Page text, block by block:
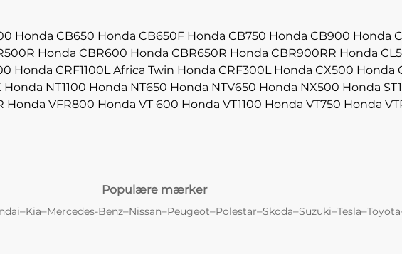
Honda CB650 Honda CB650F Honda CB750 Honda CB900 Honda
Honda CBR600 Honda CBR650R Honda CBR900RR Honda
Honda CRF1100L Africa Twin Honda CRF300L Honda CX500 Honda
Honda NT1100 Honda NT650 Honda NTV650 Honda NX500 Honda
Honda VFR800 Honda VT 600 Honda VT1100 Honda VT750 Honda
Populære mærker
–Kia–Mercedes-Benz–Nissan–Peugeot–Polestar–Skoda–Suzuki–Tesla–Toyota